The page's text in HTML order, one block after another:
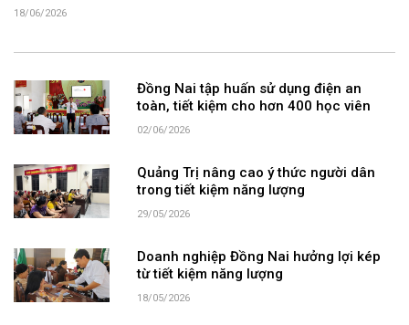
18/06/2026
Đồng Nai tập huấn sử dụng điện an
toàn, tiết kiệm cho hơn 400 học viên
02/06/2026
Quảng Trị nâng cao ý thức người dân
trong tiết kiệm năng lượng
29/05/2026
Doanh nghiệp Đồng Nai hưởng lợi kép
từ tiết kiệm năng lượng
18/05/2026